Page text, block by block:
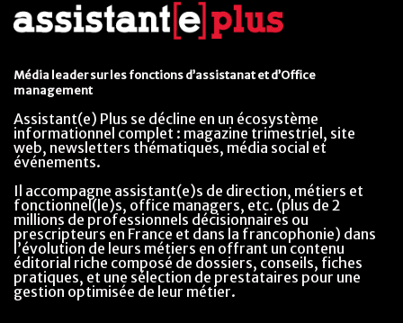
Média leader sur les fonctions d’assistanat et d’Office
management
Assistant(e) Plus se décline en un écosystème
informationnel complet : magazine trimestriel, site
web, newsletters thématiques, média social et
événements.
Il accompagne assistant(e)s de direction, métiers et
fonctionnel(le)s, office managers, etc. (plus de 2
millions de professionnels décisionnaires ou
prescripteurs en France et dans la francophonie) dans
l’évolution de leurs métiers en offrant un contenu
éditorial riche composé de dossiers, conseils, fiches
pratiques, et une sélection de prestataires pour une
gestion optimisée de leur métier.